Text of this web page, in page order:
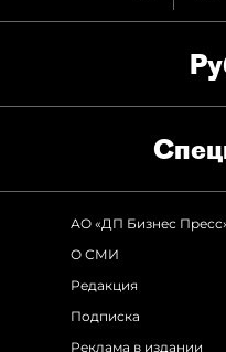
АО «ДП Бизнес
О СМИ
Редакция
Подписка
Реклама в издании